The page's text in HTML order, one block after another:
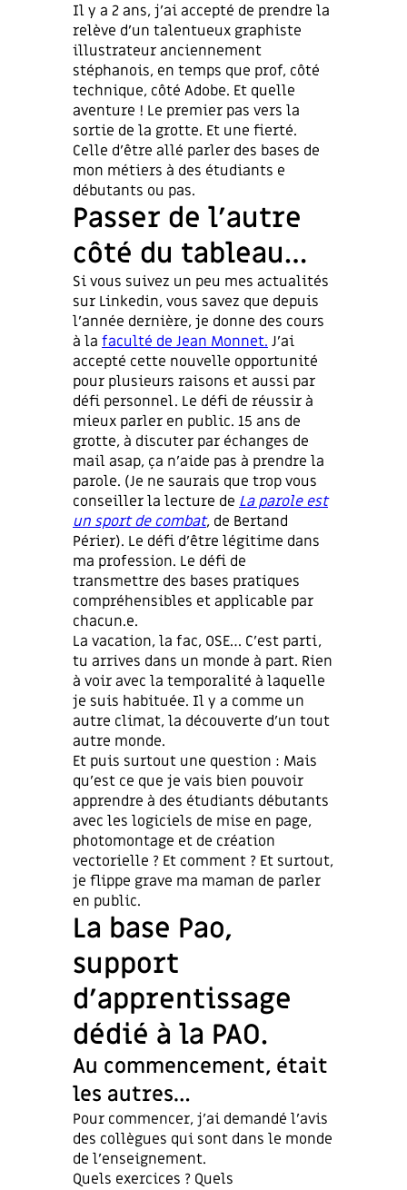
Il y a 2 ans, j’ai accepté de prendre la
relève d’un talentueux graphiste
illustrateur anciennement
stéphanois, en temps que prof, côté
technique, côté Adobe. Et quelle
aventure ! Le premier pas vers la
sortie de la grotte. Et une fierté.
Celle d’être allé parler des bases de
mon métiers à des étudiants e
débutants ou pas.
Passer de l’autre
côté du tableau…
Si vous suivez un peu mes actualités
sur Linkedin, vous savez que depuis
l’année dernière, je donne des cours
à la faculté de Jean Monnet.J’ai
accepté cette nouvelle opportunité
pour plusieurs raisons et aussi par
défi personnel. Le défi de réussir à
mieux parler en public. 15 ans de
grotte, à discuter par échanges de
mail asap, ça n’aide pas à prendre la
parole. (Je ne saurais que trop vous
conseiller la lecture de La parole est
un sport de combat, de Bertand
Périer). Le défi d’être légitime dans
ma profession. Le défi de
transmettre des bases pratiques
compréhensibles et applicable par
chacun.e.
La vacation, la fac, OSE… C’est parti,
tu arrives dans un monde à part. Rien
à voir avec la temporalité à laquelle
je suis habituée. Il y a comme un
autre climat, la découverte d’un tout
autre monde.
Et puis surtout une question : Mais
qu’est ce que je vais bien pouvoir
apprendre à des étudiants débutants
avec les logiciels de mise en page,
photomontage et de création
vectorielle ? Et comment ? Et surtout,
je flippe grave ma maman de parler
en public.
La base Pao,
support
d’apprentissage
dédié à la PAO.
Au commencement, était
les autres…
Pour commencer, j’ai demandé l’avis
des collègues qui sont dans le monde
de l’enseignement.
Quels exercices ? Quels